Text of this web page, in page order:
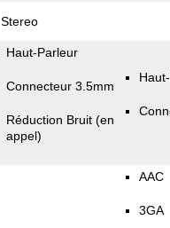
Stereo
Haut-Parleur
Connecteur 3.5mm
Réduction Bruit (en
appel)
AAC
3GA